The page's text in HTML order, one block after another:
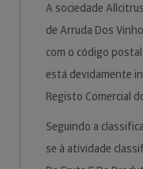
A sociedade
de Arruda Dos
com o código
está devidamente
Registo Comercial
Seguindo a
se à atividade